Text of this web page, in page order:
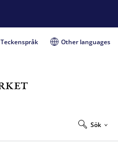
Teckenspråk Other languages
Sök